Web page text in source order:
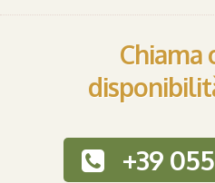
Chiama
+39 055